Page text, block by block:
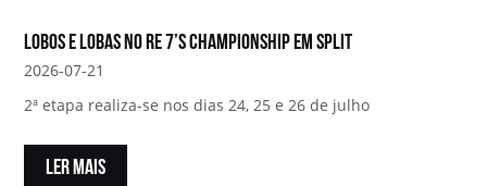
Lobos e Lobas no RE 7’s Championship em Split
2026-07-21
2ª etapa realiza-se nos dias 24, 25 e 26 de julho
LER MAIS